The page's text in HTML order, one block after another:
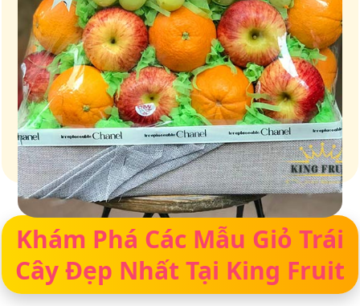
Giỏ quà – Tinh hoa từ trái cây tươi ngon
Khám Phá Các Mẫu Giỏ Trái
Cây Đẹp Nhất Tại King Fruit